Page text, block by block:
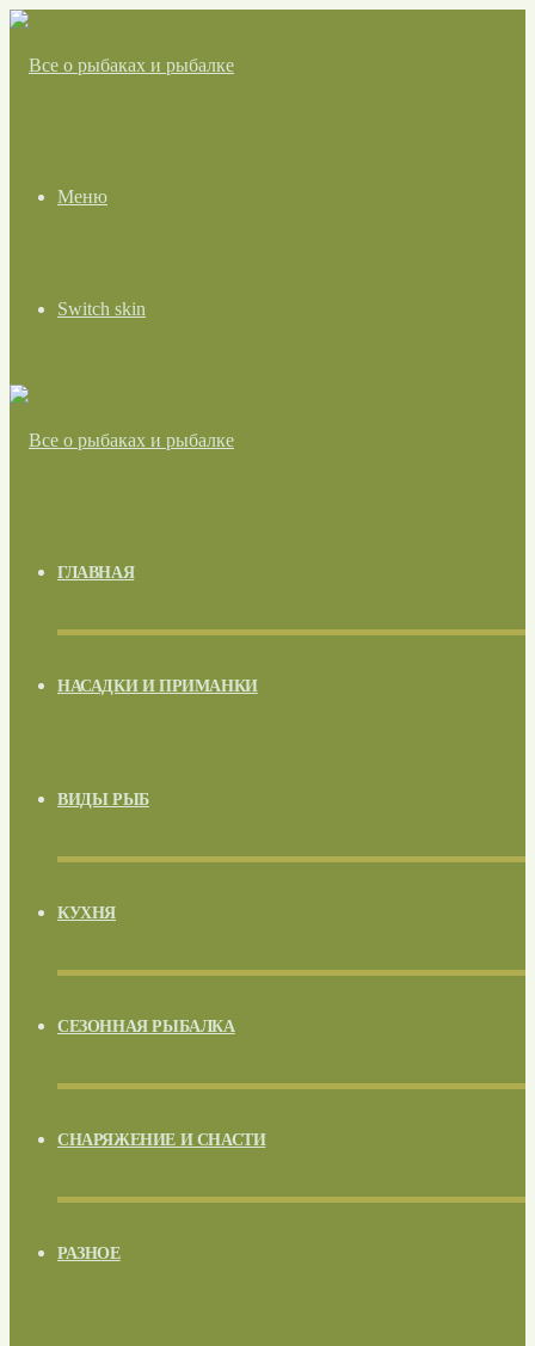
Меню
Switch skin
ГЛАВНАЯ
НАСАДКИ И ПРИМАНКИ
ВИДЫ РЫБ
КУХНЯ
СЕЗОННАЯ РЫБАЛКА
СНАРЯЖЕНИЕ И СНАСТИ
РАЗНОЕ